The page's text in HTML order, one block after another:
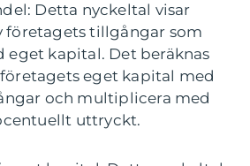
Detta nyckeltal visar
företagets tillgångar som
eget kapital. Det beräknas
eget kapital med
och multiplicera med
uttryckt.